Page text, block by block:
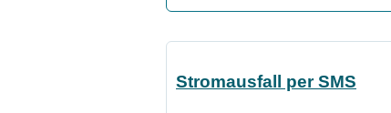
Stromausfall per SMS